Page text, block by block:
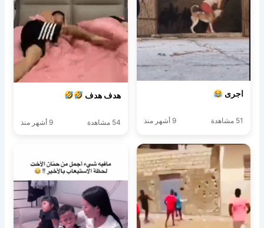
اجرى
51 مشاهدة 9 أشهر منذ
هدف هدف
54 مشاهدة 9 أشهر منذ